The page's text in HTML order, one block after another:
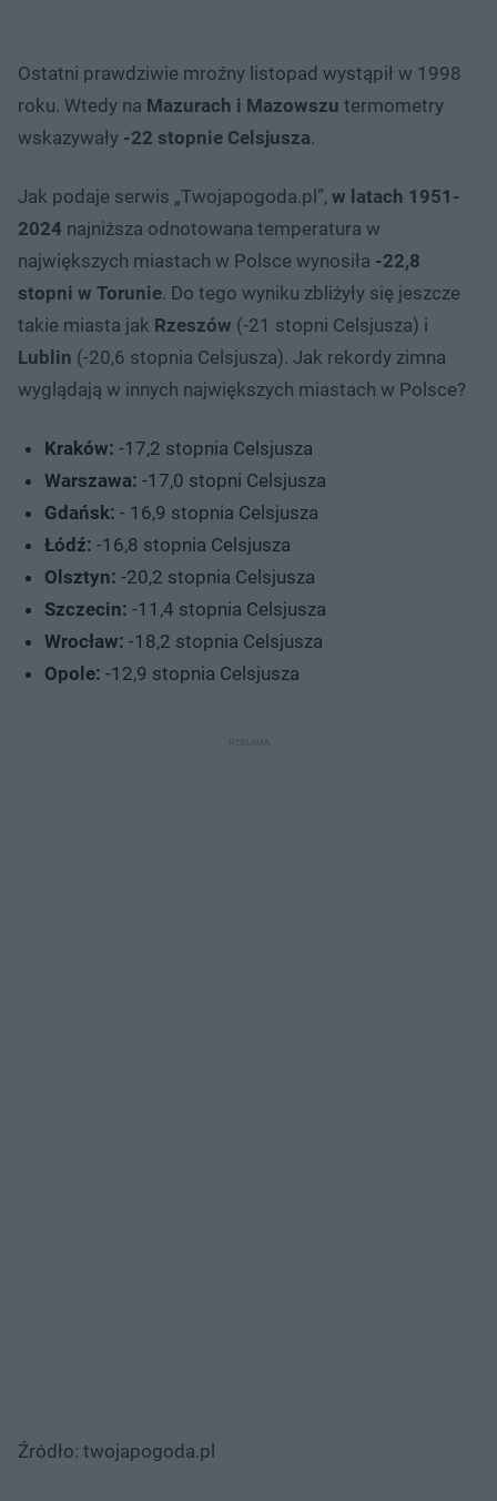
Ostatni prawdziwie mroźny listopad wystąpił w 1998
roku. Wtedy na Mazurach i Mazowszu termometry
wskazywały -22 stopnie Celsjusza.
Jak podaje serwis „Twojapogoda.pl”, w latach 1951-
2024 najniższa odnotowana temperatura w
największych miastach w Polsce wynosiła -22,8
stopni w Torunie. Do tego wyniku zbliżyły się jeszcze
takie miasta jak Rzeszów (-21 stopni Celsjusza) i
Lublin (-20,6 stopnia Celsjusza). Jak rekordy zimna
wyglądają w innych największych miastach w Polsce?
Kraków: -17,2 stopnia Celsjusza
Warszawa: -17,0 stopni Celsjusza
Gdańsk: - 16,9 stopnia Celsjusza
Łódź: -16,8 stopnia Celsjusza
Olsztyn: -20,2 stopnia Celsjusza
Szczecin: -11,4 stopnia Celsjusza
Wrocław: -18,2 stopnia Celsjusza
Opole: -12,9 stopnia Celsjusza
Źródło: twojapogoda.pl